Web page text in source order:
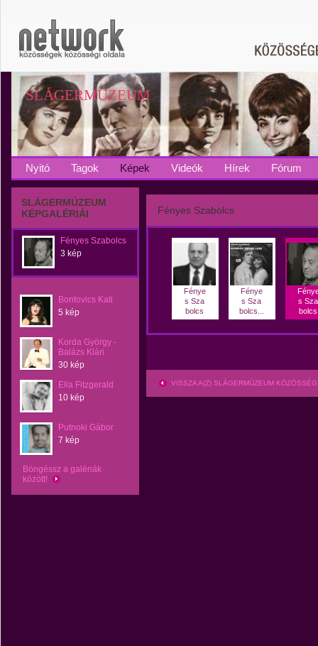
SLÁGERMÚZEUM
Nyitó Tagok Képek Videók Hírek Fórum
SLÁGERMÚZEUM
KÉPGALÉRIÁI
Fényes Szabolcs
3 kép
Bontovics Kati
5 kép
Korda György -
Balázs Klári
30 kép
Ella Fitzgerald
10 kép
Putnoki Gábor
7 kép
Böngéssz a galériák
között!
Fényes Szabolcs
Fénye
s Sza
bolcs
Fénye
s Sza
bolcs...
s Sza
bolcs
VISSZA A(Z) SLÁGERMÚZEUM